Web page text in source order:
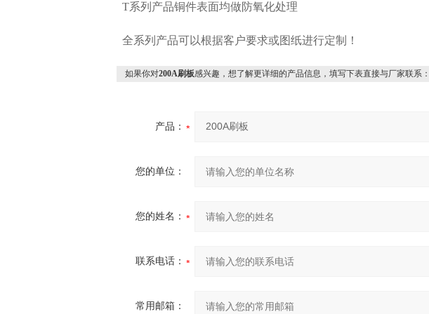
T系列产品铜件表面均做防氧化处理
全系列产品可以根据客户要求或图纸进行定制！
如果你对200A刷板感兴趣，想了解更详细的产品信息，填写下表直接与厂家联系
产品：
您的单位：
您的姓名：
联系电话：
常用邮箱：